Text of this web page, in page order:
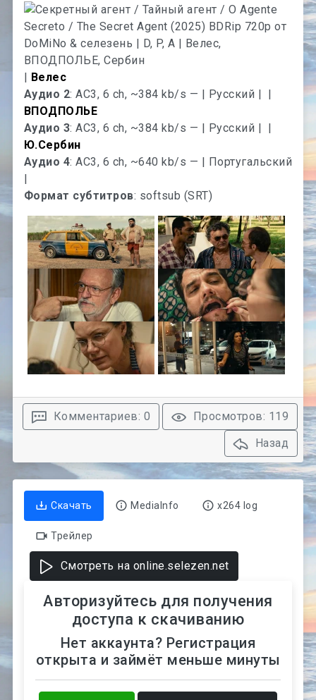
| Велес
Аудио 2: AC3, 6 ch, ~384 kb/s — | Русский | |
ВПОДПОЛЬЕ
Аудио 3: AC3, 6 ch, ~384 kb/s — | Русский | |
Ю.Сербин
Аудио 4: AC3, 6 ch, ~640 kb/s — | Португальский
|
Формат субтитров: softsub (SRT)
Комментариев: 0
Просмотров: 119
Назад
Скачать MediaInfo x264 log
Трейлер
Смотреть на online.selezen.net
Авторизуйтесь для получения
доступа к скачиванию
Нет аккаунта? Регистрация
открыта и займёт меньше минуты